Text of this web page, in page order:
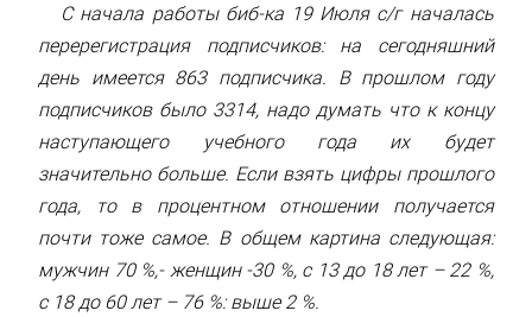
С начала работы биб-ка 19 Июля с/г началась
перерегистрация подписчиков: на сегодняшний
день имеется 863 подписчика. В прошлом году
подписчиков было 3314, надо думать что к концу
наступающего учебного года их будет
значительно больше. Если взять цифры прошлого
года, то в процентном отношении получается
почти тоже самое. В общем картина следующая:
мужчин 70 %,- женщин -30 %, с 13 до 18 лет – 22 %,
с 18 до 60 лет – 76 %: выше 2 %.